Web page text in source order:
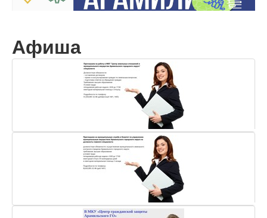
Афиша